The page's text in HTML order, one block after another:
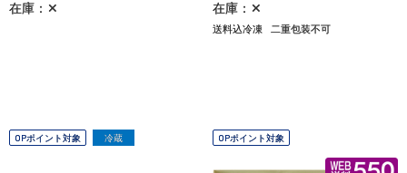
在庫：✕ 在庫：✕
送料込冷凍 二重包装不可
OPポイント対象 冷蔵 OPポイント対象